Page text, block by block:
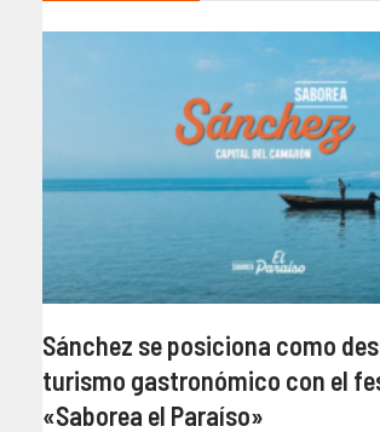
Sánchez se posiciona como
turismo gastronómico con el
«Saborea el Paraíso»